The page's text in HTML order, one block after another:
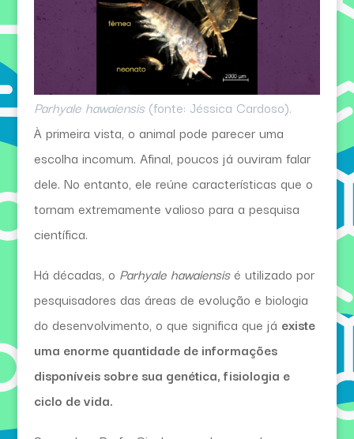
Parhyale hawaiensis(fonte: Jéssica Cardoso).
À primeira vista, o animal pode parecer uma
escolha incomum. Afinal, poucos já ouviram falar
dele. No entanto, ele reúne características que o
tornam extremamente valioso para a pesquisa
científica.
Há décadas, o Parhyale hawaiensisé utilizado por
pesquisadores das áreas de evolução e biologia
do desenvolvimento, o que significa que já existe
uma enorme quantidade de informações
disponíveis sobre sua genética, fisiologia e
ciclo de vida.